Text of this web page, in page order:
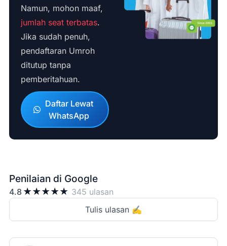
Namun, mohon maaf,
jumlah seat terbatas.
Jika sudah penuh,
pendaftaran Umroh
ditutup tanpa
pemberitahuan.
Daftar Lewat
WhatsApp
Penilaian di Google
4.8 ★★★★★ 345 ulasan
Tulis ulasan ✍️